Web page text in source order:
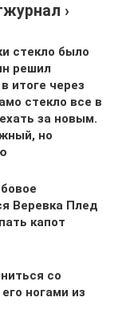
›
стекло было
решил
итоге через
стекло все в
за новым.
но
Веревка Плед
капот
со
ногами из